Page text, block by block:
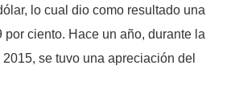
lo cual dio como resultado una
ciento. Hace un año, durante la
se tuvo una apreciación del